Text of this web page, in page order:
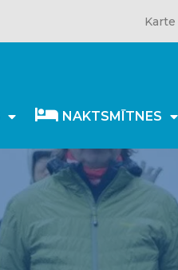
Karte
NAKTSMĪTNES